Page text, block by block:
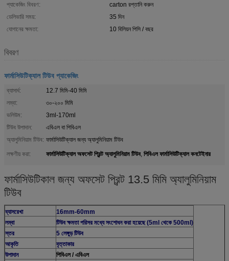
প্যাকেজিং বিবরণ:
carton রপ্তানি করুন
ডেলিভারি সময়:
35 দিন
যোগানের ক্ষমতা:
10 বিলিয়ন পিসি / বছর
বিবরণ
ফার্মাসিউটিক্যাল টিউব প্যাকেজিং
ব্যাসার্ধ:
12.7 মিমি-40 মিমি
লম্বা:
৩০-২০০ মিমি
ভলিউম:
3ml-170ml
টিউব উপাদান:
এবিএল বা পিবিএল
অ্যালুমিনিয়াম টিউব: ফার্মাসিউটিক্যাল জন্য অ্যালুমিনিয়াম টিউব
লক্ষণীয় করা:
ফার্মাসিউটিক্যাল অফসেট প্রিন্ট অ্যালুমিনিয়াম টিউব, পিবিএল ফার্মাসিউটিক্যাল কনটেইনার
ফার্মাসিউটিকাল জন্য অফসেট প্রিন্ট 13.5 মিমি অ্যালুমিনিয়াম
টিউব
ব্যাসরেখা
16mm-60mm
লম্বা
টিউব ক্ষমতা পরিসর মধ্যে সংশোধন করা হয়েছে (5ml থেকে 500ml)
স্তর
5 লেঙ্গুড় টিউব
আকৃতি
বৃত্তাকার
উপাদান
পিবিএল / এবিএল